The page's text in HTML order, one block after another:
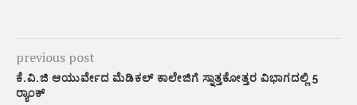
previous post
ಕೆ.ವಿ.ಜಿ ಆಯುರ್ವೇದ ಮೆಡಿಕಲ್ ಕಾಲೇಜಿಗೆ ಸ್ನಾತ್ತಕೋತ್ತರ ವಿಭಾಗದಲ್ಲಿ 5
ರ‍್ಯಾಂಕ್